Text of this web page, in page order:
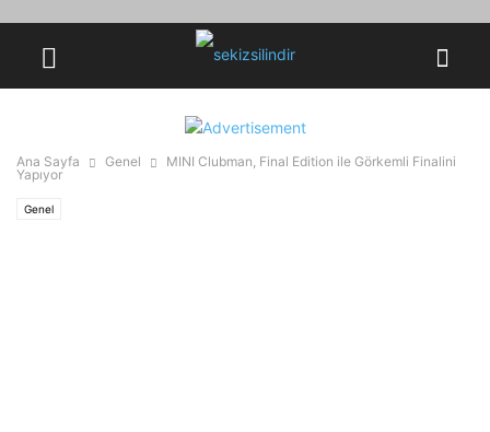
Ana Sayfa Genel
MINI Clubman, Final Edition ile Görkemli Finalini
Yapıyor
Genel